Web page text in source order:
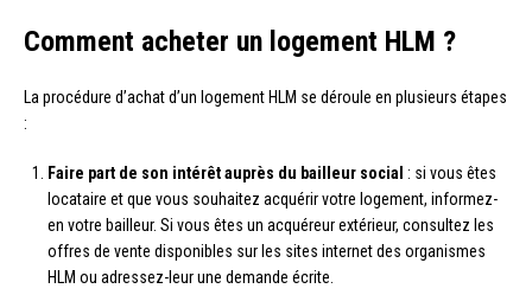
Comment acheter un logement HLM ?
La procédure d’achat d’un logement HLM se déroule en plusieurs étapes
:
Faire part de son intérêt auprès du bailleur social : si vous êtes
locataire et que vous souhaitez acquérir votre logement, informez-
en votre bailleur. Si vous êtes un acquéreur extérieur, consultez les
offres de vente disponibles sur les sites internet des organismes
HLM ou adressez-leur une demande écrite.